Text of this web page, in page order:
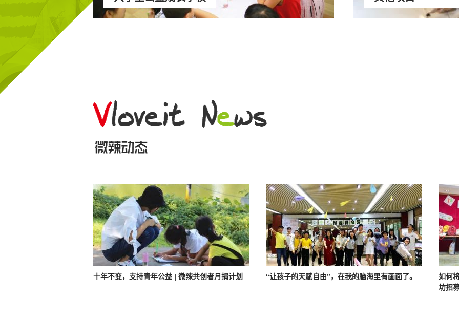
十年不变，支持青年公益 | 微辣共创者月捐计划 “让孩子的天赋自由”，在我的脑海里有画面了。
如何
坊招